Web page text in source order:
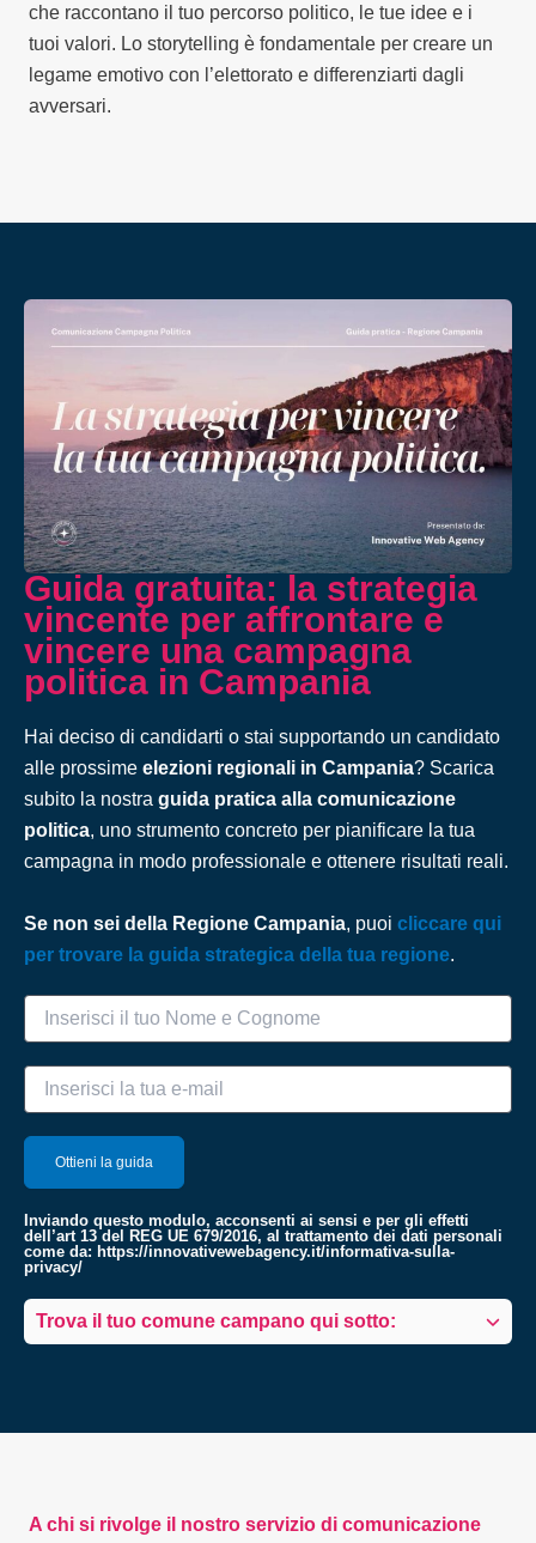
che raccontano il tuo percorso politico, le tue idee e i
tuoi valori. Lo storytelling è fondamentale per creare un
legame emotivo con l’elettorato e differenziarti dagli
avversari.
Guida gratuita: la strategia
vincente per affrontare e
vincere una campagna
politica in Campania
Hai deciso di candidarti o stai supportando un candidato
alle prossime elezioni regionali in Campania? Scarica
subito la nostra guida pratica alla comunicazione
politica, uno strumento concreto per pianificare la tua
campagna in modo professionale e ottenere risultati reali.
Se non sei della Regione Campania, puoi cliccare qui
per trovare la guida strategica della tua regione.
Inviando questo modulo, acconsenti ai sensi e per gli effetti
dell’art 13 del REG UE 679/2016, al trattamento dei dati personali
come da: https://innovativewebagency.it/informativa-sulla-
privacy/
Trova il tuo comune campano qui sotto:
A chi si rivolge il nostro servizio di comunicazione